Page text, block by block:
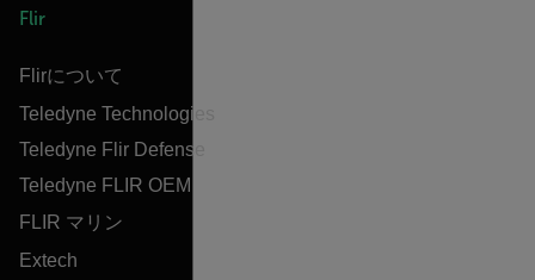
Flir
Flirについて
Teledyne Technologies
Teledyne Flir Defense
Teledyne FLIR OEM
FLIR マリン
Extech